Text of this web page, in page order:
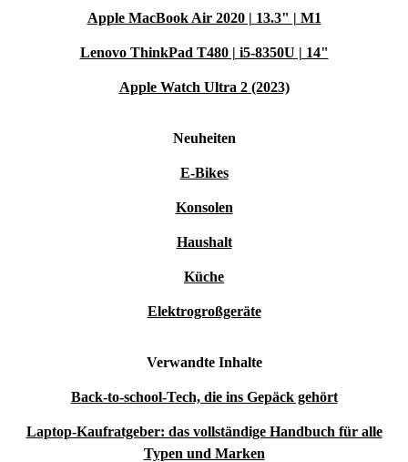
Apple MacBook Air 2020 | 13.3" | M1
Lenovo ThinkPad T480 | i5-8350U | 14"
Apple Watch Ultra 2 (2023)
Neuheiten
E-Bikes
Konsolen
Haushalt
Küche
Elektrogroßgeräte
Verwandte Inhalte
Back-to-school-Tech, die ins Gepäck gehört
Laptop-Kaufratgeber: das vollständige Handbuch für alle
Typen und Marken